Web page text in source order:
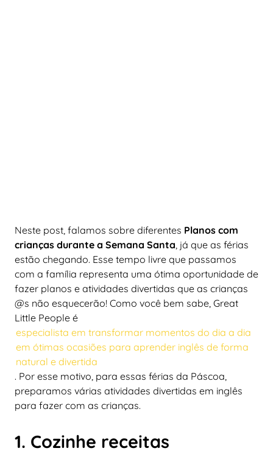
Neste post, falamos sobre diferentes Planos com
crianças durante a Semana Santa, já que as férias
estão chegando. Esse tempo livre que passamos
com a família representa uma ótima oportunidade de
fazer planos e atividades divertidas que as crianças
@s não esquecerão! Como você bem sabe, Great
Little People é
especialista em transformar momentos do dia a dia
em ótimas ocasiões para aprender inglês de forma
natural e divertida
. Por esse motivo, para essas férias da Páscoa,
preparamos várias atividades divertidas em inglês
para fazer com as crianças.
1. Cozinhe receitas